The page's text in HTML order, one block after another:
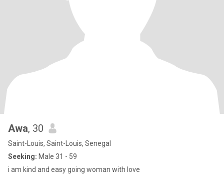
Awa, 30
Saint-Louis, Saint-Louis, Senegal
Seeking: Male 31 - 59
i am kind and easy going woman with love